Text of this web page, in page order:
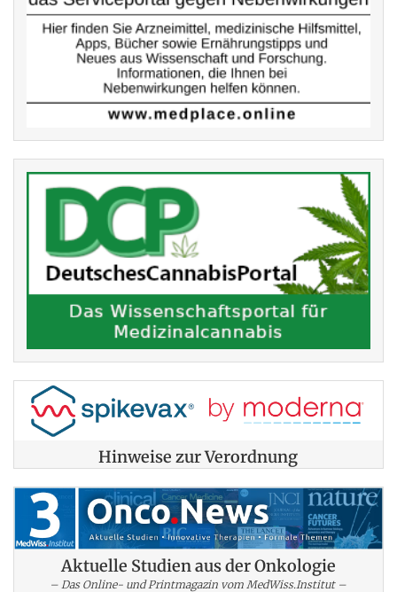
Hinweise zur Verordnung
Aktuelle Studien aus der Onkologie
– Das Online- und Printmagazin vom MedWiss.Institut –